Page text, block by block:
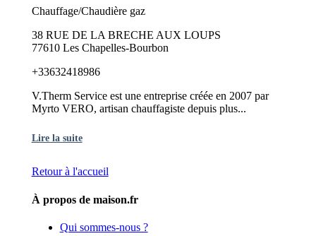
Chauffage/Chaudière gaz
38 RUE DE LA BRECHE AUX LOUPS
77610 Les Chapelles-Bourbon
+33632418986
V.Therm Service est une entreprise créée en 2007 par
Myrto VERO, artisan chauffagiste depuis plus...
Lire la suite
Retour à l'accueil
À propos de maison.fr
Qui sommes-nous ?